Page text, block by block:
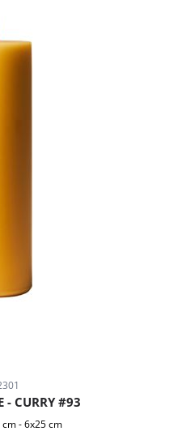
- CURRY #93
cm -6x25 cm